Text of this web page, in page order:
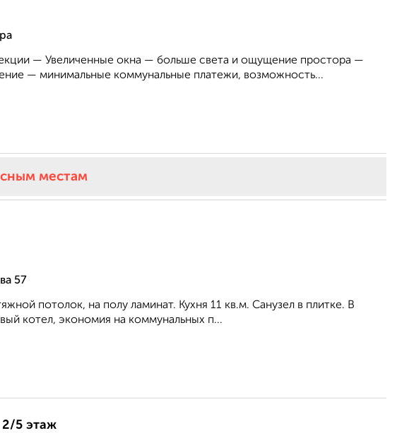
— Увеличенные окна — больше света и ощущение простора —
— минимальные коммунальные платежи, возможность...
местам
57
потолок, на полу ламинат. Кухня 11 кв.м. Санузел в плитке. В
котел, экономия на коммунальных п...
2/5 этаж